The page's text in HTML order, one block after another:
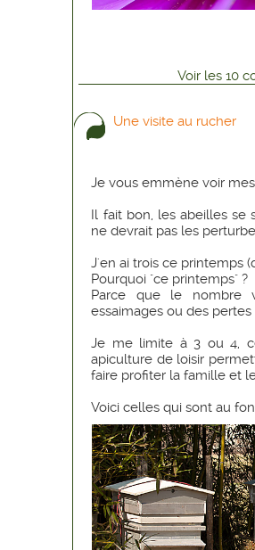
Voir les 10
Une visite au rucher
Je vous emmène voir
Il fait bon, les abeilles se
ne devrait pas les
J'en ai trois ce printemps
Pourquoi "ce printemps" ?
Parce que le nombre
essaimages ou des
Je me limite à 3 ou 4,
apiculture de loisir
faire profiter la famille et
Voici celles qui sont au